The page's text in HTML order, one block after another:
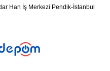
Han İş Merkezi Pendik-İstanbul